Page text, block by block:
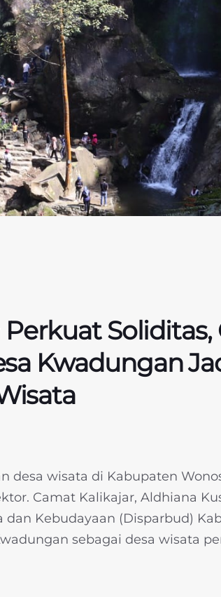
Soliditas,
Kwadungan
desa wisata di Kabupaten
Camat Kalikajar, Aldhiana
Kebudayaan (Disparbud)
sebagai desa wisata